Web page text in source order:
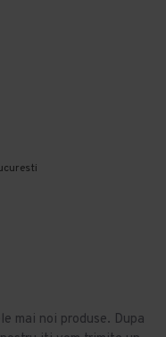
mai noi produse. Dupa